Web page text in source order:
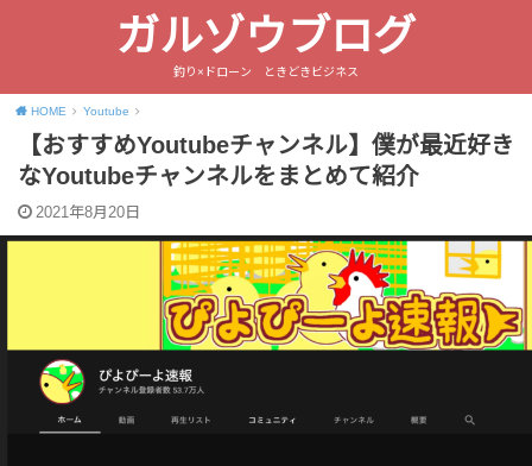
ガルゾウブログ
釣り×ドローン ときどきビジネス
HOME Youtube
【おすすめYoutubeチャンネル】僕が最近好き
なYoutubeチャンネルをまとめて紹介
2021年8月20日